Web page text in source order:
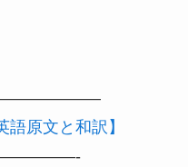
語原文と和訳】